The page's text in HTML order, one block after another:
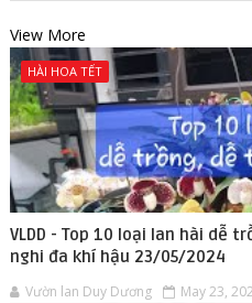
View More
HÀI HOA TẾT
VLDD - Top 10 loại lan hài dễ
nghi đa khí hậu 23/05/2024
Vườn lan Duy Dương May 23,